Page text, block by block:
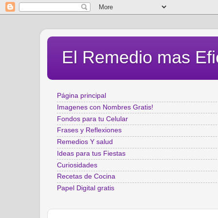
El Remedio mas
Página principal
Imagenes con Nombres Gratis!
Fondos para tu Celular
Frases y Reflexiones
Remedios Y salud
Ideas para tus Fiestas
Curiosidades
Recetas de Cocina
Papel Digital gratis